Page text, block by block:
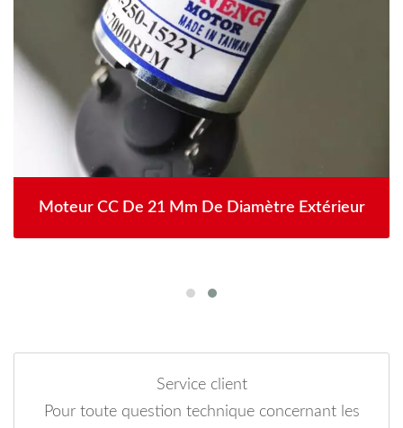
Moteur CC De 21 Mm De Diamètre Extérieur
Service client
Pour toute question technique concernant les